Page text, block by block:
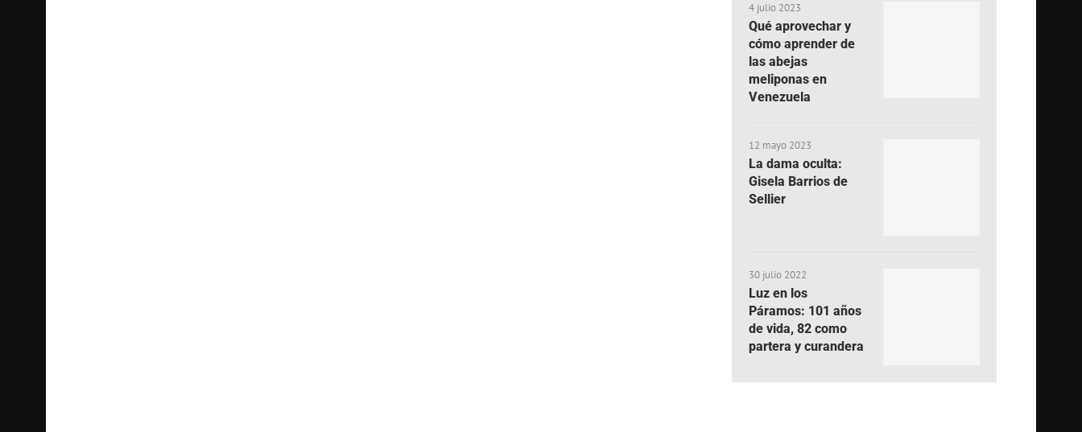
4 julio 2023
Qué aprovechar y
cómo aprender de
las abejas
meliponas en
Venezuela
12 mayo 2023
La dama oculta:
Gisela Barrios de
Sellier
30 julio 2022
Luz en los
Páramos: 101 años
de vida, 82 como
partera y curandera